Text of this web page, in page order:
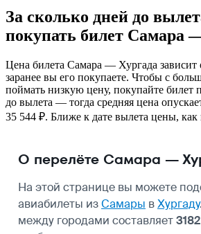
За сколько дней до
покупать билет Самара
Цена билета Самара — Хургада зависит
заранее вы его покупаете. Чтобы с
поймать низкую цену, покупайте билет
до вылета — тогда средняя цена
35 544 ₽. Ближе к дате вылета цены, как
О перелёте Самара —
На этой странице вы можете
авиабилеты изСамары вХургаду
между городами составляет